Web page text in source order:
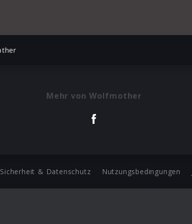
Mehr von Wolfmother
Sicherheit & Datenschutz Nutzungsbedingungen